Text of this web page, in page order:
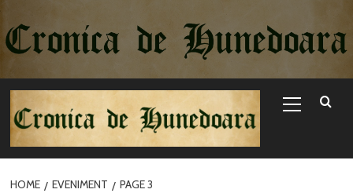
la
conținut
Menu
HOME EVENIMENT PAGE 3